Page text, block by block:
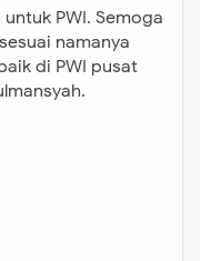
PWI. Semoga
namanya
di PWI pusat